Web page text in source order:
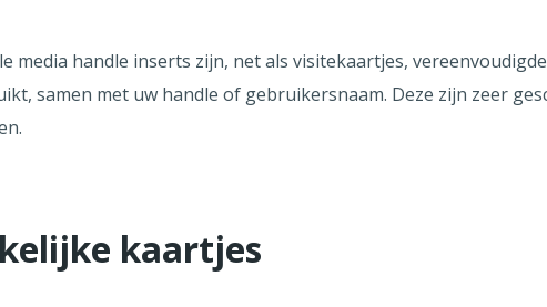
media handle inserts zijn, net als visitekaartjes,
samen met uw handle of gebruikersnaam. Deze zijn zeer
kaartjes